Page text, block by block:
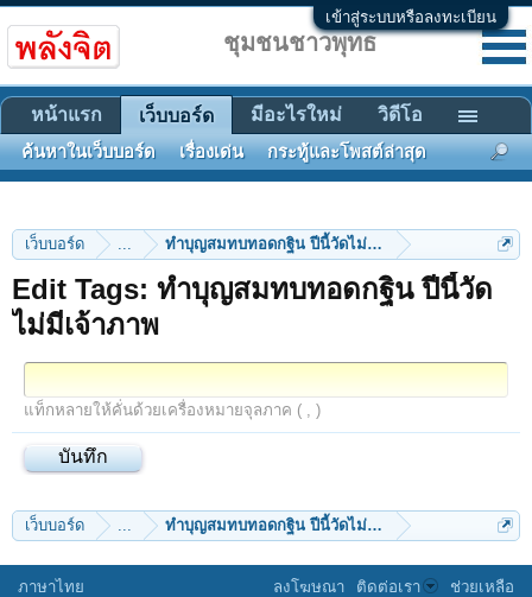
เข้าสู่ระบบหรือลงทะเบียน
เว็บบอร์ด ... ทำบุญสมทบทอดกฐิน ปีนี้วัดไม่มีเจ้าภาพ
Edit Tags: ทำบุญสมทบทอดกฐิน ปีนี้วัด
ไม่มีเจ้าภาพ
แท็กหลายให้คั่นด้วยเครื่องหมายจุลภาค ( , )
เว็บบอร์ด ... ทำบุญสมทบทอดกฐิน ปีนี้วัดไม่มีเจ้าภาพ
ชุมชนชาวพุทธ
หน้าแรก เว็บบอร์ด
ค้นหาในเว็บบอร์ด เรื่องเด่น กระทู้และโพสต์ล่าสุด
มีอะไรใหม่ วิดีโอ
ภาษาไทย ลงโฆษณา ติดต่อเรา ช่วยเหลือ